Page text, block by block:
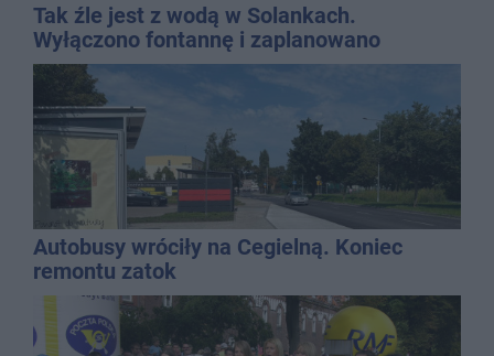
Tak źle jest z wodą w Solankach.
Wyłączono fontannę i zaplanowano
dolewkę
Autobusy wróciły na Cegielną. Koniec
remontu zatok